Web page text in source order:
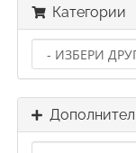
Категории